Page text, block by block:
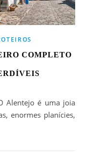
COMPLETO
enormes planícies,